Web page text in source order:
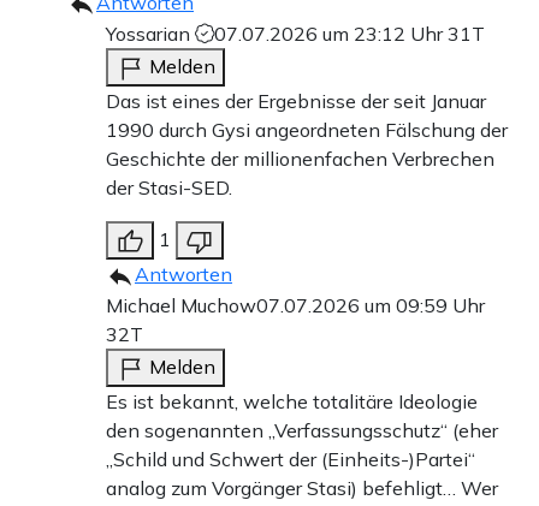
Yossarian
07.07.2026 um 23:12 Uhr31T
Melden
Das ist eines der Ergebnisse der seit Januar
1990 durch Gysi angeordneten Fälschung der
Geschichte der millionenfachen Verbrechen
der Stasi-SED.
1
Antworten
Michael Muchow07.07.2026 um 09:59 Uhr
32T
Melden
Es ist bekannt, welche totalitäre Ideologie
den sogenannten „Verfassungsschutz“ (eher
„Schild und Schwert der (Einheits-)Partei“
analog zum Vorgänger Stasi) befehligt… Wer